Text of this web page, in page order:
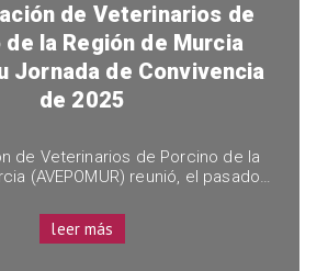
de Veterinarios de
de la Región de Murcia
Jornada de Convivencia
de 2025
de Veterinarios de Porcino de la
(AVEPOMUR) reunió, el pasado…
leer más